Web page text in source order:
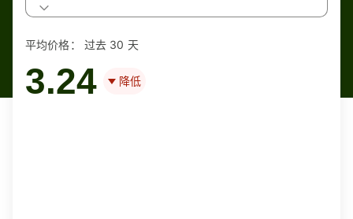
平均价格： 过去 30 天
3.24 降低